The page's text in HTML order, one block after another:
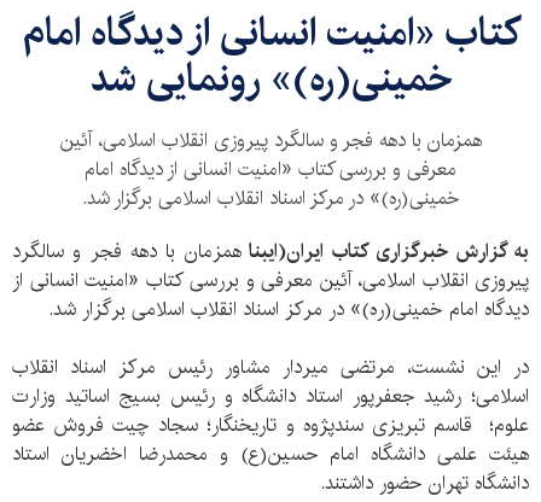
کتاب «امنیت انسانی از دیدگاه امام
خمینی(ره)» رونمایی شد
همزمان با دهه فجر و سالگرد پیروزی انقلاب اسلامی، آئین
معرفی و بررسی کتاب «امنیت انسانی از دیدگاه امام
خمینی(ره)» در مرکز اسناد انقلاب اسلامی برگزار شد.
به گزارش خبرگزاری کتاب ایران(ایبناهمزمان با دهه فجر و سالگرد
پیروزی انقلاب اسلامی، آئین معرفی و بررسی کتاب «امنیت انسانی از
دیدگاه امام خمینی(ره)» در مرکز اسناد انقلاب اسلامی برگزار شد.
در این نشست، مرتضی میردار مشاور رئیس مرکز اسناد انقلاب
اسلامی؛ رشید جعفرپور استاد دانشگاه و رئیس بسیج اساتید وزارت
علوم؛ قاسم تبریزی سندپژوه و تاریخنگار؛ سجاد چیت فروش عضو
هیئت علمی دانشگاه امام حسین(ع) و محمدرضا اخضریان استاد
دانشگاه تهران حضور داشتند.